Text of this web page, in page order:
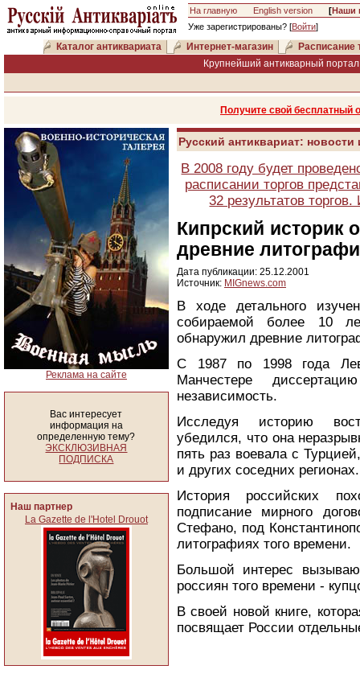
На главную English version [Наши
Уже зарегистрированы? [Войти]
Каталог антиквариата Интернет-магазин
Расписание
Крупнейший антикварный
Получите свой
Реклама на сайте
Вас интересует
информация на
определенную тему?
ЭКСКЛЮЗИВНАЯ
ПОДПИСКА
Наш партнер
La Gazette de l'Hotel Drouot
Русский антиквариат:
В 2008 году будет
расписании торгов
32 результатов
Кипрский историк
древние
Дата публикации: 25.12.2001
Источник: MIGnews.com
В ходе детального
собираемой более 10
обнаружил древние
С 1987 по 1998 года
Манчестере
независимость.
Исследуя историю
убедился, что она
пять раз воевала с
и других соседних регионах.
История российских
подписание мирного
Стефано, под
литографиях того времени.
Большой интерес
россиян того времени -
В своей новой книге,
посвящает России